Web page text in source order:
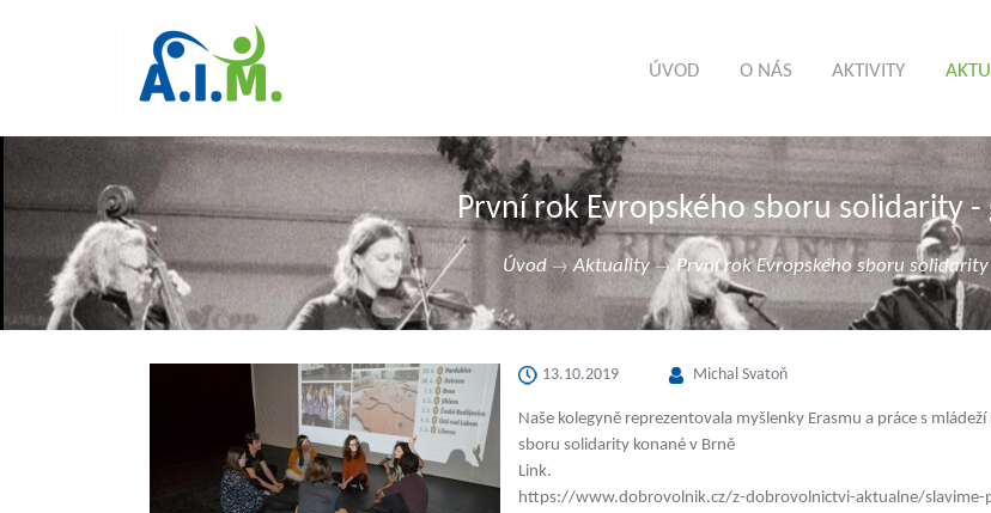
ÚVOD O NÁS AKTIVITY
První rok Evropského sboru solidarity
Úvod Aktuality První rok Evropského sboru
13.10.2019 Michal Svatoň
Naše kolegyně reprezentovala myšlenky Erasmu a práce s
sboru solidarity konané v Brně
Link.
https://www.dobrovolnik.cz/z-dobrovolnictvi-aktualne/slavime-